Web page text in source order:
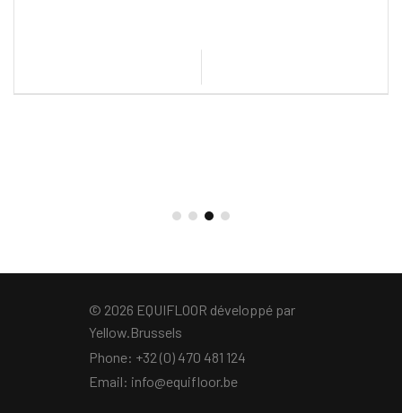
© 2026 EQUIFLOOR développé par
Yellow.Brussels
Phone: +32 (0) 470 481 124
Email: info@equifloor.be